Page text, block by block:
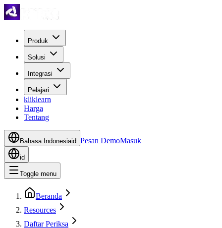
Produk
Solusi
Integrasi
Pelajari
kliklearn
Harga
Tentang
Bahasa Indonesiaid Pesan DemoMasuk
id
Toggle menu
Beranda
Resources
Daftar Periksa